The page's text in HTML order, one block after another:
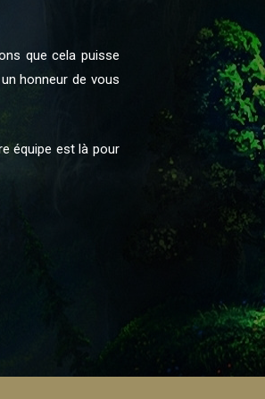
que cela puisse
honneur de vous
équipe est là pour